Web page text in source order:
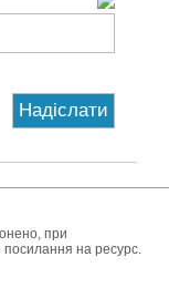
при
посилання на ресурс.